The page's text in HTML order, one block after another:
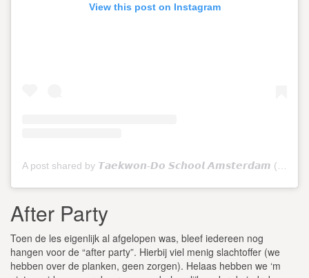
View this post on Instagram
A post shared by 𝙏𝙖𝙚𝙠𝙬𝙤𝙣-𝘿𝙤 𝙎𝙘𝙝𝙤𝙤𝙡 𝘼𝙢𝙨𝙩𝙚𝙧𝙙𝙖𝙢 (@tkdschoolamsterdam)
After Party
Toen de les eigenlijk al afgelopen was, bleef iedereen nog
hangen voor de “after party”. Hierbij viel menig slachtoffer (we
hebben over de planken, geen zorgen). Helaas hebben we ‘m